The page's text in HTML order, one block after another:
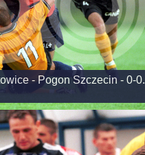
- Pogon Szczecin - 0-0.